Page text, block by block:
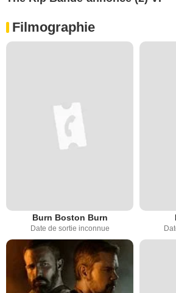
Filmographie
Burn Boston Burn
Date de sortie inconnue